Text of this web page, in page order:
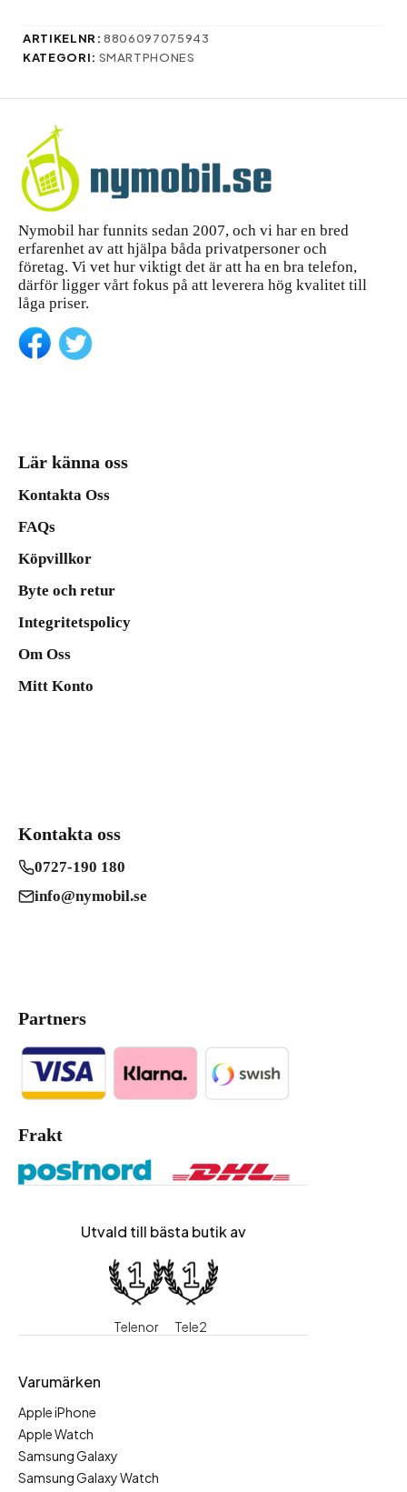
ARTIKELNR:8806097075943
KATEGORI: SMARTPHONES
Nymobil har funnits sedan 2007, och vi har en bred
erfarenhet av att hjälpa båda privatpersoner och
företag. Vi vet hur viktigt det är att ha en bra telefon,
därför ligger vårt fokus på att leverera hög kvalitet till
låga priser.
Lär känna oss
Kontakta Oss
FAQs
Köpvillkor
Byte och retur
Integritetspolicy
Om Oss
Mitt Konto
Kontakta oss
0727-190 180
info@nymobil.se
Partners
Frakt
Utvald till bästa butik av
Telenor Tele2
Varumärken
Apple iPhone
Apple Watch
Samsung Galaxy
Samsung Galaxy Watch